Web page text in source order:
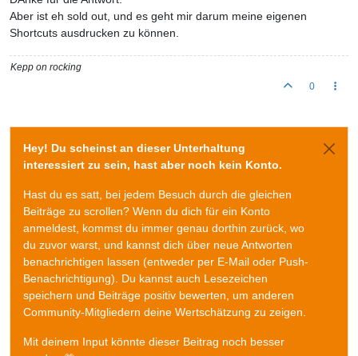
Aber ist eh sold out, und es geht mir darum meine eigenen
Shortcuts ausdrucken zu können.
Kepp on rocking
0
Hey! Du scheinst an dieser Unterhaltung
interessiert zu sein, hast aber noch kein Konto.
Hast du es satt, bei jedem Besuch durch die gleichen
Beiträge zu scrollen? Wenn du dich für ein Konto
anmeldest, kommst du immer genau dorthin zurück, wo
du zuvor warst, und kannst dich über neue Antworten
benachrichtigen lassen (entweder per E-Mail oder Push-
Benachrichtigung). Du kannst auch Lesezeichen
speichern und Beiträge positiv bewerten, um anderen
Community-Mitgliedern deine Wertschätzung zu zeigen.
Mit deinem Input könnte dieser Beitrag noch besser